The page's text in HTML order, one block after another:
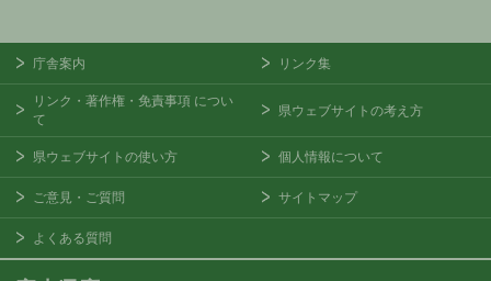
庁舎案内 リンク集
リンク・著作権・免責事項 につい
て
県ウェブサイトの考え方
県ウェブサイトの使い方 個人情報について
ご意見・ご質問 サイトマップ
よくある質問